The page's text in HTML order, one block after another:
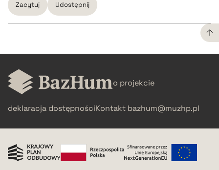
pobierz cytat
Zacytuj Udostępnij
CZYSTY TEKST
pobierz cytat
BIBTEX
o projekcie
deklaracja dostępnościKontakt bazhum@muzhp.pl